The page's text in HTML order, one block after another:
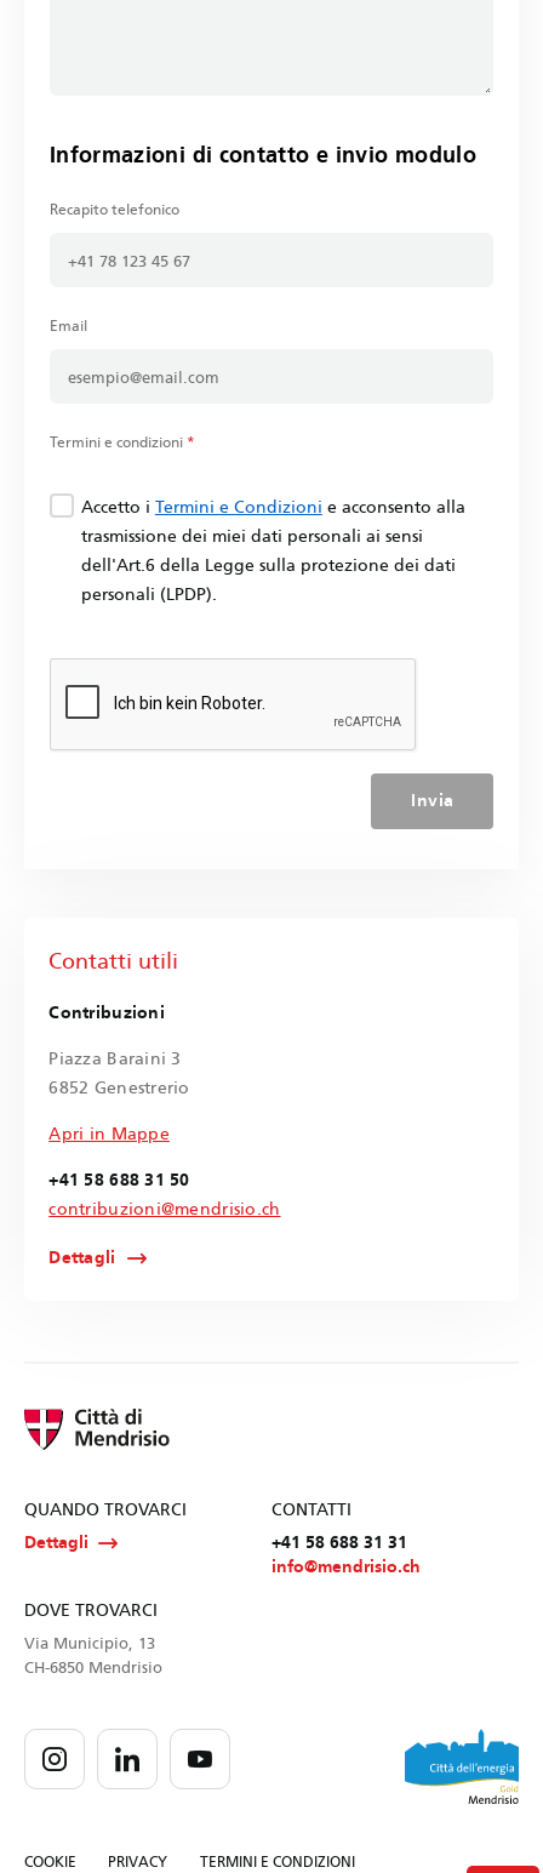
Informazioni di contatto e invio modulo
Recapito telefonico
Email
Termini e condizioni *
Accetto i Termini e Condizioni e acconsento alla
trasmissione dei miei dati personali ai sensi
dell'Art.6 della Legge sulla protezione dei dati
personali (LPDP).
Invia
Contatti utili
Contribuzioni
Piazza Baraini 3
6852 Genestrerio
Apri in Mappe
+41 58 688 31 50
contribuzioni@mendrisio.ch
Dettagli
QUANDO TROVARCI
Dettagli
CONTATTI
+41 58 688 31 31
info@mendrisio.ch
DOVE TROVARCI
Via Municipio, 13
CH-6850 Mendrisio
COOKIE PRIVACY TERMINI E CONDIZIONI